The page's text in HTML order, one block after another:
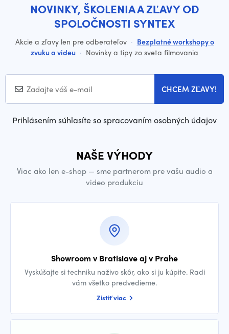
NOVINKY, ŠKOLENIA A ZĽAVY OD
SPOLOČNOSTI SYNTEX
Akcie a zľavy len pre odberateľov · Bezplatné workshopy o
zvuku a videu · Novinky a tipy zo sveta filmovania
CHCEM ZĽAVY!
Prihlásením súhlasíte so spracovaním osobných údajov
NAŠE VÝHODY
Viac ako len e-shop — sme partnerom pre vašu audio a
video produkciu
Showroom v Bratislave aj v Prahe
Vyskúšajte si techniku naživo skôr, ako si ju kúpite. Radi
vám všetko predvedieme.
Zistiť viac